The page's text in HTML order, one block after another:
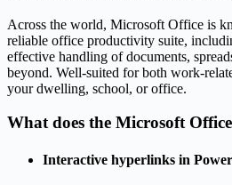
Across the world, Microsoft Office is
reliable office productivity suite,
effective handling of documents,
beyond. Well-suited for both work-
your dwelling, school, or office.
What does the Microsoft
Interactive hyperlinks in